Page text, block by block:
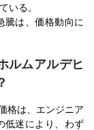
いる。
騰は、価格動向に
ルムアルデヒ
格は、エンジニア
低迷により、わず